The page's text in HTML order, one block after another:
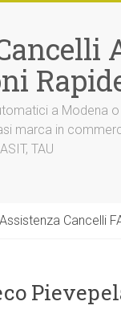
a Modena
marca in
TAU
Cancelli